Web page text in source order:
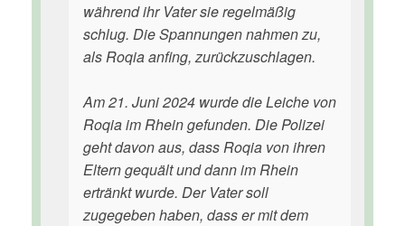
während ihr Vater sie regelmäßig
schlug. Die Spannungen nahmen zu,
als Roqia anfing, zurückzuschlagen.
Am 21. Juni 2024 wurde die Leiche von
Roqia im Rhein gefunden. Die Polizei
geht davon aus, dass Roqia von ihren
Eltern gequält und dann im Rhein
ertränkt wurde. Der Vater soll
zugegeben haben, dass er mit dem